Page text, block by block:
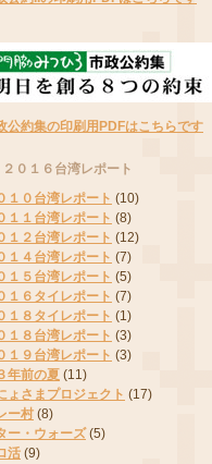
公約集の印刷用PDFはこちらです
２０１６台湾レポート
１０台湾レポート (10)
１１台湾レポート (8)
１２台湾レポート (12)
１４台湾レポート (7)
１５台湾レポート (5)
１６タイレポート (7)
１８タイレポート (1)
１８台湾レポート (3)
１９台湾レポート (3)
年前の夏 (11)
ょさまプロジェクト (17)
ー村 (8)
ー・ウォーズ (5)
活 (9)